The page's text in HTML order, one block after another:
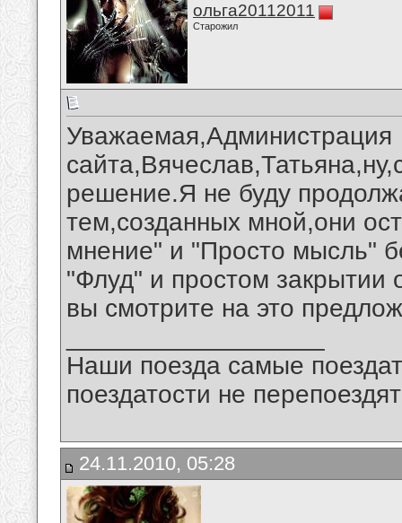
ольга20112011
Старожил
Уважаемая,Администрация
решение.Я не буду
тем,созданных мной,они
мнение" и "Просто мысль"
"Флуд" и простом закрытии
вы смотрите на это
Наши поезда самые
поездатости не
24.11.2010, 05:28